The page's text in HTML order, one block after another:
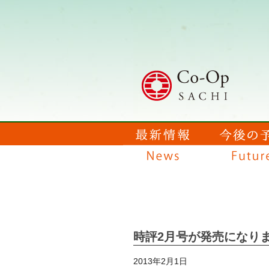
時評2月号が発売になり
2013年2月1日